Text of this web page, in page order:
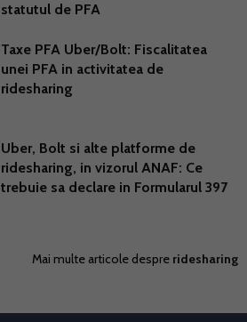
statutul de PFA
Taxe PFA Uber/Bolt: Fiscalitatea
unei PFA in activitatea de
ridesharing
Uber, Bolt si alte platforme de
ridesharing, in vizorul ANAF: Ce
trebuie sa declare in Formularul 397
Mai multe articole despre ridesharing